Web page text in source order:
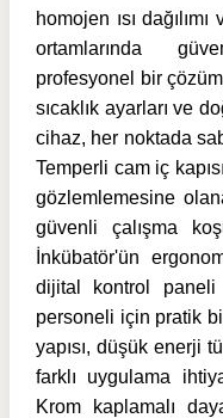
homojen ısı
ortamlarında
profesyonel bir
sıcaklık ayarları ve
cihaz, her noktada
Temperli cam iç
gözlemlemesine
güvenli çalışma
İnkübatör'ün
dijital kontrol
personeli için pratik
yapısı, düşük enerji
farklı uygulama
Krom kaplamalı